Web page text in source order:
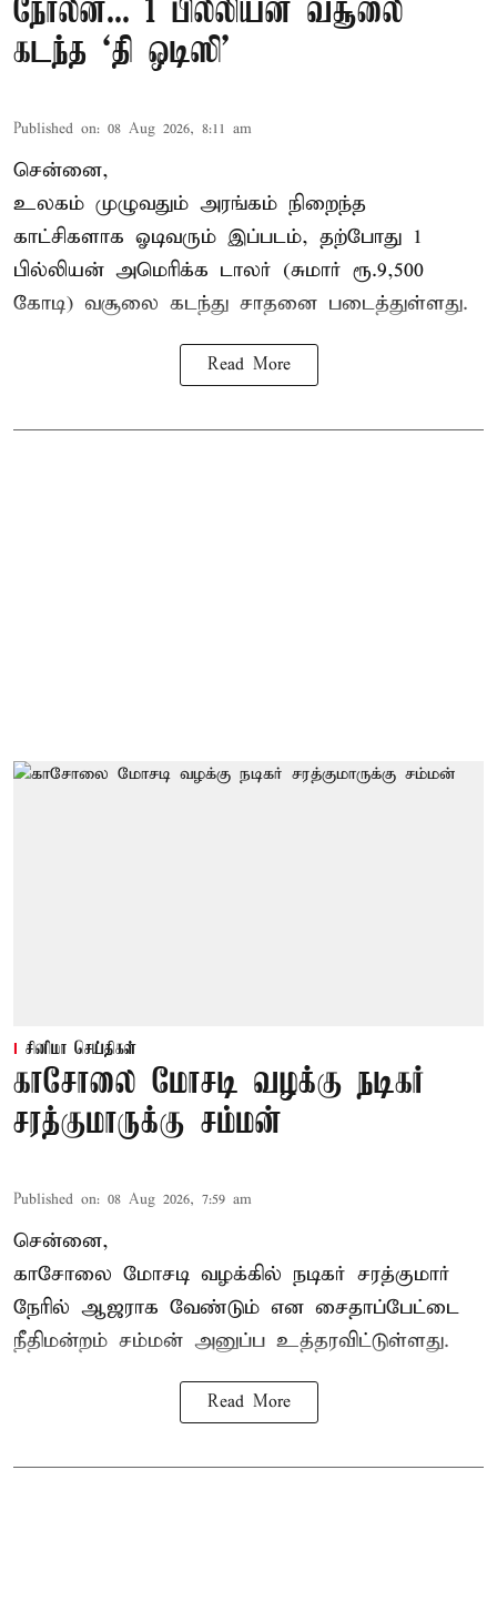
நோலன்... 1 பில்லியன் வசூலை
கடந்த ‘தி ஒடிஸி’
Published on: 08 Aug 2026, 8:11 am
சென்னை,
உலகம் முழுவதும் அரங்கம் நிறைந்த
காட்சிகளாக ஓடிவரும் இப்படம், தற்போது 1
பில்லியன் அமெரிக்க டாலர் (சுமார் ரூ.9,500
கோடி) வசூலை கடந்து சாதனை படைத்துள்ளது.
Read More
சினிமா செய்திகள்
காசோலை மோசடி வழக்கு நடிகர்
சரத்குமாருக்கு சம்மன்
Published on: 08 Aug 2026, 7:59 am
சென்னை,
காசோலை மோசடி வழக்கில் நடிகர் சரத்குமார்
நேரில் ஆஜராக வேண்டும் என சைதாப்பேட்டை
நீதிமன்றம் சம்மன் அனுப்ப உத்தரவிட்டுள்ளது.
Read More